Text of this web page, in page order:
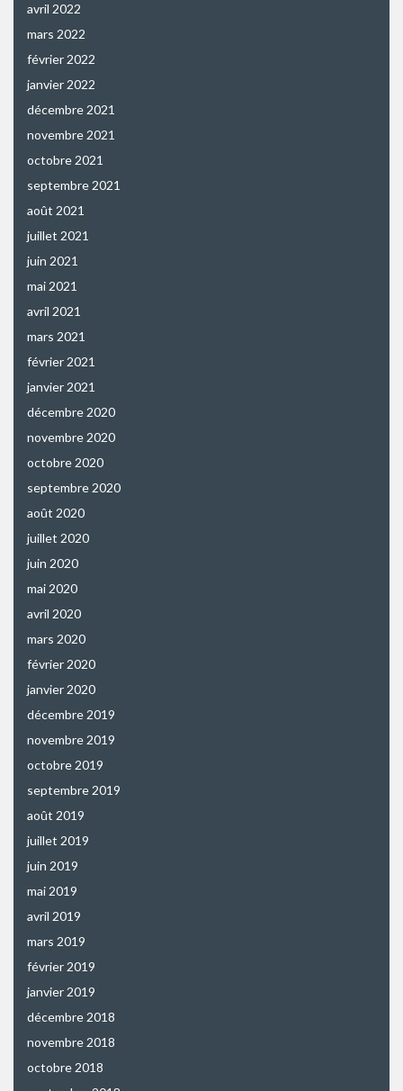
avril 2022
mars 2022
février 2022
janvier 2022
décembre 2021
novembre 2021
octobre 2021
septembre 2021
août 2021
juillet 2021
juin 2021
mai 2021
avril 2021
mars 2021
février 2021
janvier 2021
décembre 2020
novembre 2020
octobre 2020
septembre 2020
août 2020
juillet 2020
juin 2020
mai 2020
avril 2020
mars 2020
février 2020
janvier 2020
décembre 2019
novembre 2019
octobre 2019
septembre 2019
août 2019
juillet 2019
juin 2019
mai 2019
avril 2019
mars 2019
février 2019
janvier 2019
décembre 2018
novembre 2018
octobre 2018